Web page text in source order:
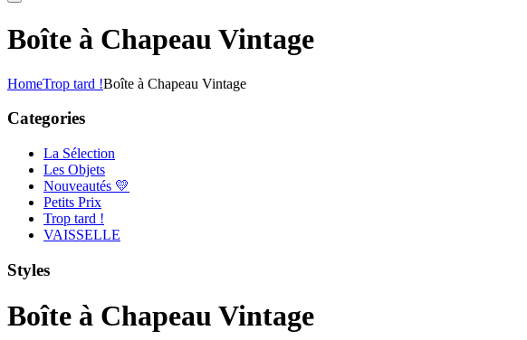
Boîte à Chapeau Vintage
HomeTrop tard !Boîte à Chapeau Vintage
Categories
La Sélection
Les Objets
Nouveautés 💛
Petits Prix
Trop tard !
VAISSELLE
Styles
Boîte à Chapeau Vintage